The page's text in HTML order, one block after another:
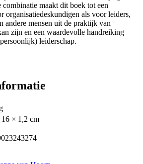
maakt dit boek tot een
organisatiedeskundigen als voor leiders,
andere mensen uit de praktijk van
zijn en een waardevolle handreiking
leiderschap.
16 × 1,2 cm